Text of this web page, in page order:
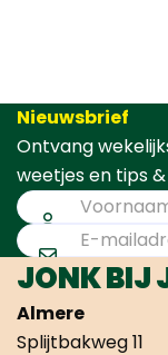
Nieuwsbrief
Ontvang
weetjes en tips
JONK BIJ
Almere
Splijtbakweg 11